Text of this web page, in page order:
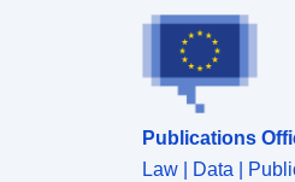
Publications
Law | Data |